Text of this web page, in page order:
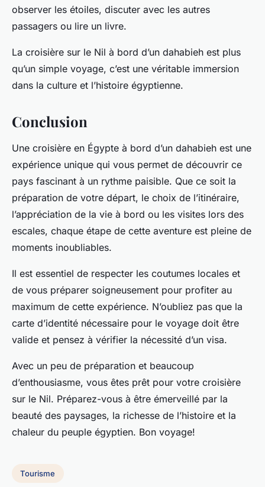
observer les étoiles, discuter avec les autres
passagers ou lire un livre.
La croisière sur le Nil à bord d’un dahabieh est plus
qu’un simple voyage, c’est une véritable immersion
dans la culture et l’histoire égyptienne.
Conclusion
Une croisière en Égypte à bord d’un dahabieh est une
expérience unique qui vous permet de découvrir ce
pays fascinant à un rythme paisible. Que ce soit la
préparation de votre départ, le choix de l’itinéraire,
l’appréciation de la vie à bord ou les visites lors des
escales, chaque étape de cette aventure est pleine de
moments inoubliables.
Il est essentiel de respecter les coutumes locales et
de vous préparer soigneusement pour profiter au
maximum de cette expérience. N’oubliez pas que la
carte d’identité nécessaire pour le voyage doit être
valide et pensez à vérifier la nécessité d’un visa.
Avec un peu de préparation et beaucoup
d’enthousiasme, vous êtes prêt pour votre croisière
sur le Nil. Préparez-vous à être émerveillé par la
beauté des paysages, la richesse de l’histoire et la
chaleur du peuple égyptien. Bon voyage!
Tourisme